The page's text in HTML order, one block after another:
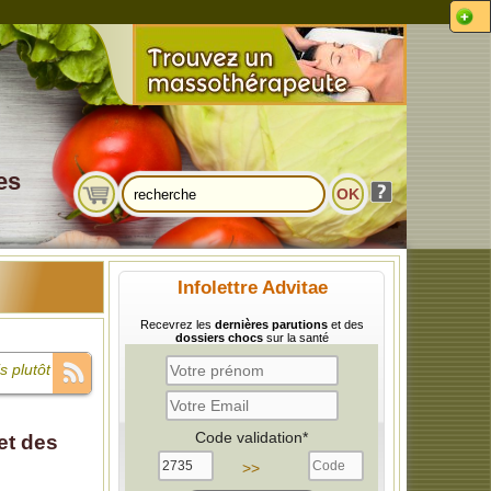
Infolettre Advitae
Recevrez les dernières parutionset des
dossiers chocssur la santé
Code validation*
>>
plutôt un
des